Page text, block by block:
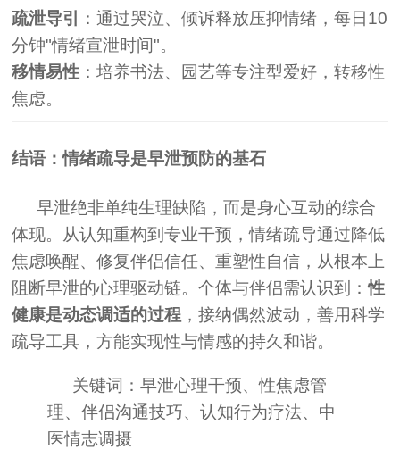
疏泄导引
：通过哭泣、倾诉释放压抑情绪，每日10
分钟"情绪宣泄时间"。
移情易性 ：培养书法、园艺等专注型爱好，转移性
焦虑。
结语：情绪疏导是早泄预防的基石
早泄绝非单纯生理缺陷，而是身心互动的综合
体现。从认知重构到专业干预，情绪疏导通过降低
焦虑唤醒、修复伴侣信任、重塑性自信，从根本上
阻断早泄的心理驱动链。个体与伴侣需认识到：性
健康是动态调适的过程 ，接纳偶然波动，善用科学
疏导工具，方能实现性与情感的持久和谐。
关键词：早泄心理干预、性焦虑管
理、伴侣沟通技巧、认知行为疗法、中
医情志调摄